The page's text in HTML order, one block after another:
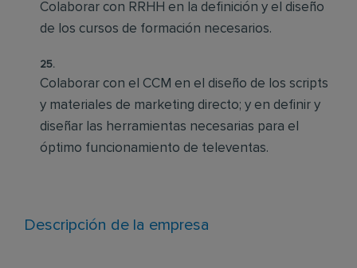
Colaborar con RRHH en la definición y el diseño
de los cursos de formación necesarios.
Colaborar con el CCM en el diseño de los scripts
y materiales de marketing directo; y en definir y
diseñar las herramientas necesarias para el
óptimo funcionamiento de televentas.
Descripción de la empresa